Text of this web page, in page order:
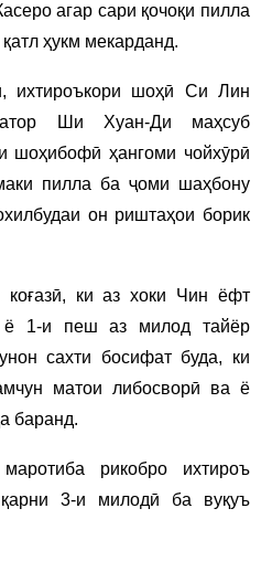
агар сари қочоқи пилла
ҳукм мекарданд.
ихтироъкори шоҳӣ Си Лин
Ши Хуан-Ди маҳсуб
шоҳибофӣ ҳангоми чойхӯрӣ
пилла ба ҷоми шаҳбону
он риштаҳои борик
ки аз хоки Чин ёфт
ё 1-и пеш аз милод тайёр
сахти босифат буда, ки
матои либосворӣ ва ё
баранд.
рикобро ихтироъ
3-и милодӣ ба вуқуъ